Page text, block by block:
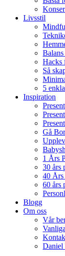
Livsstil
Hacks
Så
5
Inspiration
Gå
1 Års
30 års
40 Års
60 års
Blogg
Om oss
Vår
Daniel